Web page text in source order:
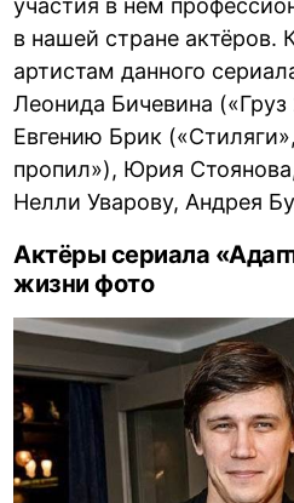
участия в нём
в нашей стране актёров.
артистам данного
Леонида Бичевина
Евгению Брик
пропил»), Юрия
Нелли Уварову, Андрея
Актёры сериала
жизни фото